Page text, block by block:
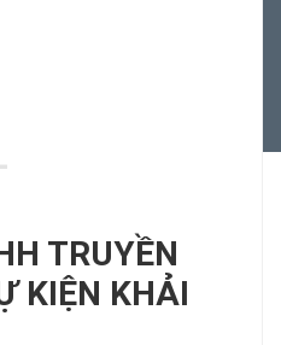
TRUYỀN
KIỆN KHẢI